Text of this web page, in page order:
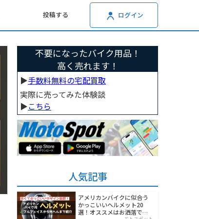
投稿する ログイン
不要になったバイク用品！
高く売れます！
▶︎手数料無料の宅配買取
実際に売ってみた体験談
▶︎こちら
人気記事
アメリカンバイクに似合う
かっこいいヘルメット20
選！オススメはお洒落でワ